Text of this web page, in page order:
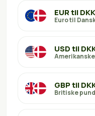
EUR til DKK
Euro til
USD til
GBP til
Britiske